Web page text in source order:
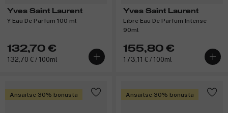
Yves Saint Laurent
Y Eau De Parfum 100 ml
132,70 €
132,70 € / 100ml
Yves Saint Laurent
Libre Eau De Parfum Intense
90ml
155,80 €
173,11 € / 100ml
Ansaitse 30% bonusta Ansaitse 30% bonusta